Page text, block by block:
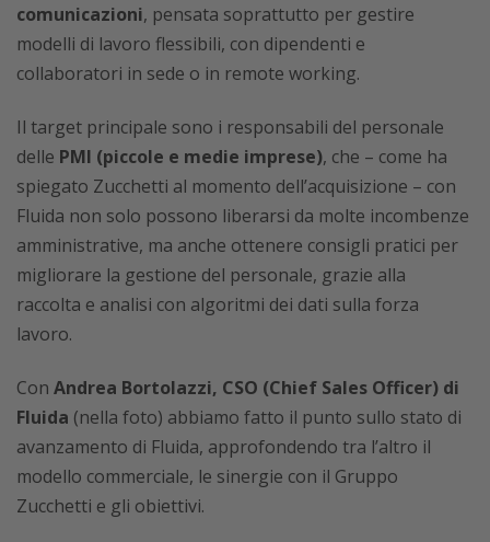
comunicazioni, pensata soprattutto per gestire
modelli di lavoro flessibili, con dipendenti e
collaboratori in sede o in remote working.
Il target principale sono i responsabili del personale
delle PMI (piccole e medie imprese), che – come ha
spiegato Zucchetti al momento dell’acquisizione – con
Fluida non solo possono liberarsi da molte incombenze
amministrative, ma anche ottenere consigli pratici per
migliorare la gestione del personale, grazie alla
raccolta e analisi con algoritmi dei dati sulla forza
lavoro.
Con Andrea Bortolazzi, CSO (Chief Sales Officer) di
Fluida (nella foto) abbiamo fatto il punto sullo stato di
avanzamento di Fluida, approfondendo tra l’altro il
modello commerciale, le sinergie con il Gruppo
Zucchetti e gli obiettivi.